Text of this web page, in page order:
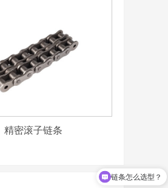
精密滚子链条
链条怎么选型？